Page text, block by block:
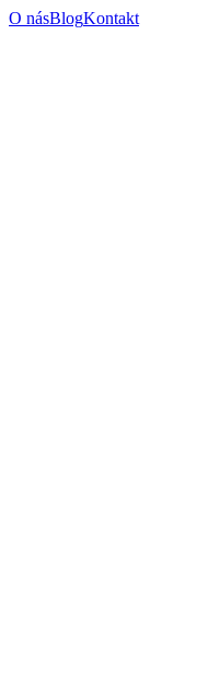
O násBlogKontakt